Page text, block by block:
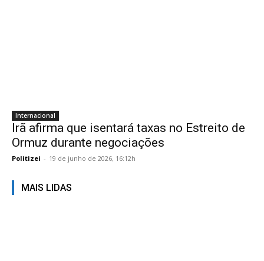
Internacional
Irã afirma que isentará taxas no Estreito de
Ormuz durante negociações
Politizei - 19 de junho de 2026, 16:12h
MAIS LIDAS